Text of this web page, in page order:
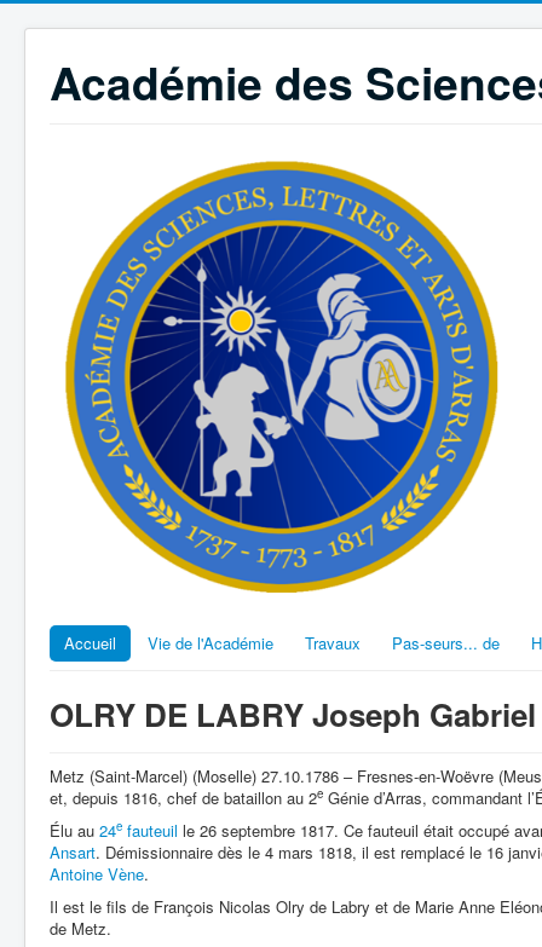
Académie des
Accueil Vie de l'Académie Travaux Pas-seurs... de
OLRY DE LABRY Joseph Gabriel
Metz (Saint-Marcel) (Moselle) 27.10.1786 – Fresnes-en-Woëvre
et, depuis 1816, chef de bataillon au 2e Génie d’Arras, commandant
Élu au 24e fauteuil le 26 septembre 1817. Ce fauteuil était occupé
Ansart. Démissionnaire dès le 4 mars 1818, il est remplacé le 16
Antoine Vène.
Il est le fils de François Nicolas Olry de Labry et de Marie Anne
de Metz.